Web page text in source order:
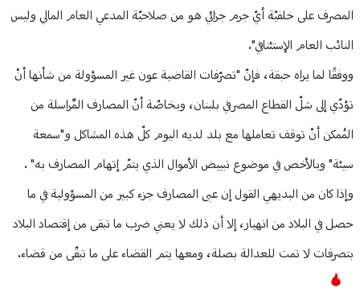
المصرف على خلفيّة أيّ جرم جزائي هو من صلاحيّة المدعي العام المالي وليس
النائب العام الإستئنافي".
ووفقًا لما يراه حبقة، فإنّ "تصرّفات القاضية عون غير المسؤولة من شأنها أنْ
تؤدّي إلى شلّ القطاع المصرفي بلبنان، وبخاصّة أنّ المصارف المٌراسلة من
المُمكن أنْ توقف تعاملها مع بلد لديه اليوم كلّ هذه المشاكل و"سمعة
سيئة" وبالأخص في موضوع تبييض الأموال الذي يتمّ إتهام المصارف به" .
وإذا كان من البديهي القول إن عبى المصارف جزء كبير من المسؤولية في ما
حصل في البلاد من انهيار، إلا أن ذلك لا يعني ضرب ما تبقى من إقتصاد البلاد
بتصرفات لا تمت للعدالة بصلة، ومعها يتم القضاء على ما تبقّى من قضاء.